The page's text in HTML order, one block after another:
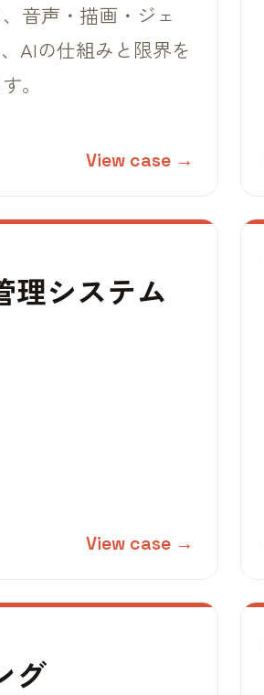
音声・描画・ジェ
AIの仕組みと限界を
。
View case →
理システム
View case →
グ